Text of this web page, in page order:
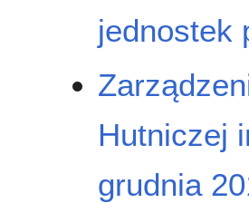
jednostek
Hutniczej
grudnia